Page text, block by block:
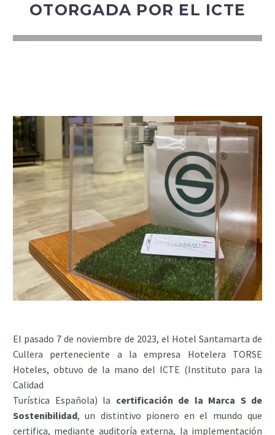
OTORGADA POR EL ICTE
El pasado 7 de noviembre de 2023, el Hotel Santamarta de
Cullera perteneciente a la empresa Hotelera TORSE
Hoteles, obtuvo de la mano del ICTE (Instituto para la
Calidad
Turística Española) la certificación de la Marca S de
Sostenibilidad, un distintivo pionero en el mundo que
certifica, mediante auditoría externa, la implementación